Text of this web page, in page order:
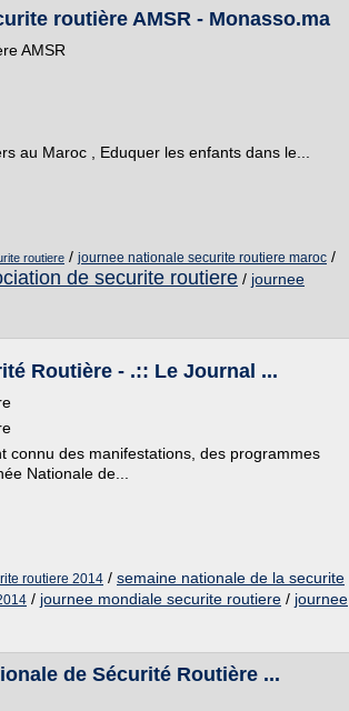
routière AMSR - Monasso.ma
AMSR
au Maroc , Eduquer les enfants dans le...
routiere / journee nationale securite routiere maroc /
de securite routiere / journee
Routière - .:: Le Journal ...
connu des manifestations, des programmes
Nationale de...
routiere 2014 / semaine nationale de la securite
/ journee mondiale securite routiere / journee
de Sécurité Routière ...